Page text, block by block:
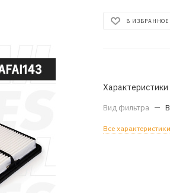
В ИЗБРАННОЕ
Характеристики
Вид фильтра —
Все характеристики